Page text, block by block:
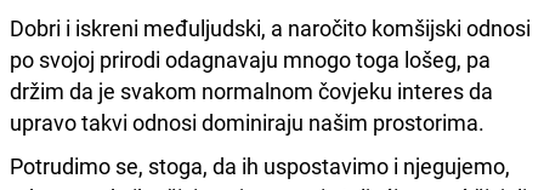
Dobri i iskreni međuljudski, a naročito komšijski odnosi
po svojoj prirodi odagnavaju mnogo toga lošeg, pa
držim da je svakom normalnom čovjeku interes da
upravo takvi odnosi dominiraju našim prostorima.
Potrudimo se, stoga, da ih uspostavimo i njegujemo,